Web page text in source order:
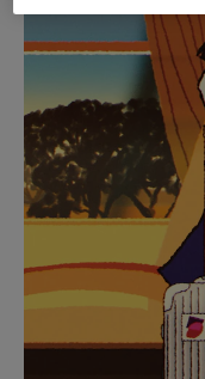
NON
È
IN
PAUSA,
PER
PAUSA
È
PER
Trova la